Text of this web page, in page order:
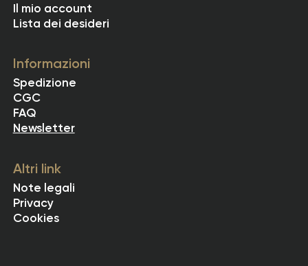
Il mio account
Lista dei desideri
Informazioni
Spedizione
CGC
FAQ
Newsletter
Altri link
Note legali
Privacy
Cookies